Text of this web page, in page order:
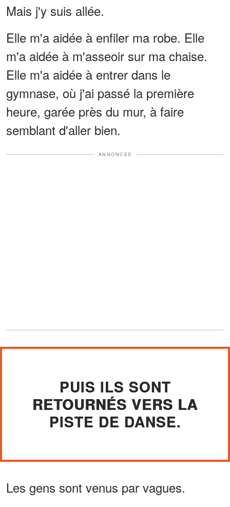
Mais j'y suis allée.
Elle m'a aidée à enfiler ma robe. Elle
m'a aidée à m'asseoir sur ma chaise.
Elle m'a aidée à entrer dans le
gymnase, où j'ai passé la première
heure, garée près du mur, à faire
semblant d'aller bien.
ANNONCES
PUIS ILS SONT
RETOURNÉS VERS LA
PISTE DE DANSE.
Les gens sont venus par vagues.